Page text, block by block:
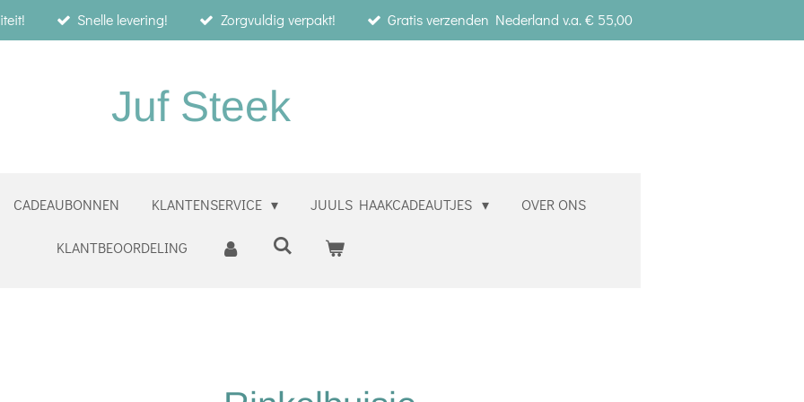
Snelle levering! Zorgvuldig verpakt! Gratis verzenden Nederland v.a. € 55,00
Juf Steek
CADEAUBONNEN KLANTENSERVICE JUULS HAAKCADEAUTJES OVER ONS
KLANTBEOORDELING